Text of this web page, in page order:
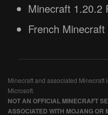
Minecraft 1.20.2
French
Minecraft and associated
Microsoft.
NOT AN OFFICIAL MINECRAFT
ASSOCIATED WITH MOJANG OR